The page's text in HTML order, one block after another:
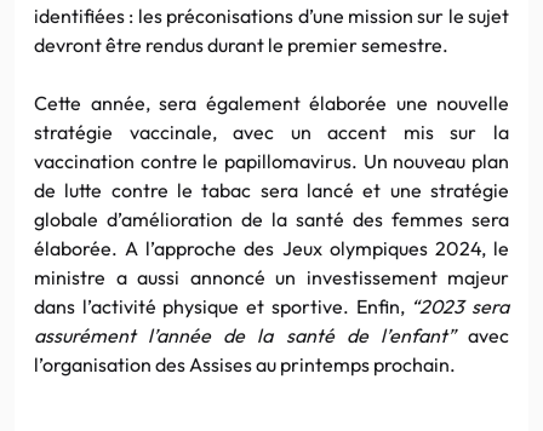
identifiées : les préconisations d’une mission sur le sujet
devront être rendus durant le premier semestre.
Cette année, sera également élaborée une nouvelle
stratégie vaccinale, avec un accent mis sur la
vaccination contre le papillomavirus. Un nouveau plan
de lutte contre le tabac sera lancé et une stratégie
globale d’amélioration de la santé des femmes sera
élaborée. A l’approche des Jeux olympiques 2024, le
ministre a aussi annoncé un investissement majeur
dans l’activité physique et sportive. Enfin, “2023 sera
assurément l’année de la santé de l’enfant” avec
l’organisation des Assises au printemps prochain.